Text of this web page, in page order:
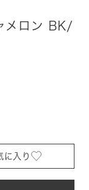
メロン BK/
に入り